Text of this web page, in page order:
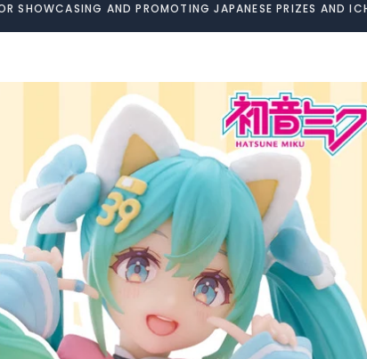
SHOWCASING AND PROMOTING JAPANESE PRIZES AND